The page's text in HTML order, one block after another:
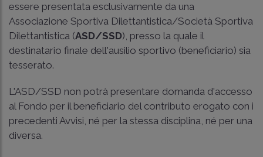
essere presentata esclusivamente da una
Associazione Sportiva Dilettantistica/Società Sportiva
Dilettantistica (ASD/SSD), presso la quale il
destinatario finale dell'ausilio sportivo (beneficiario) sia
tesserato.
L'ASD/SSD non potrà presentare domanda d'accesso
al Fondo per il beneficiario del contributo erogato con i
precedenti Avvisi, né per la stessa disciplina, né per una
diversa.